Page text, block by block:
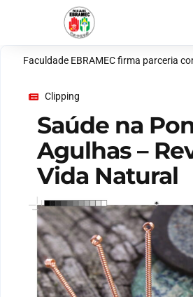
Clipping
Saúde na
Agulhas –
Vida Natural